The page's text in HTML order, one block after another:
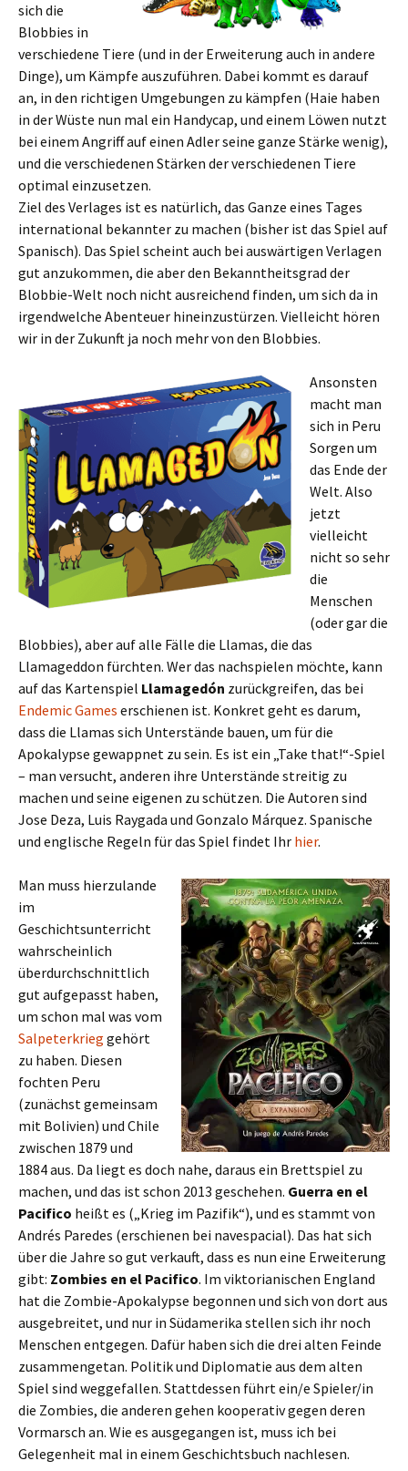
sich die
Blobbies in
verschiedene Tiere (und in der Erweiterung auch in andere
Dinge), um Kämpfe auszuführen. Dabei kommt es darauf
an, in den richtigen Umgebungen zu kämpfen (Haie haben
in der Wüste nun mal ein Handycap, und einem Löwen nutzt
bei einem Angriff auf einen Adler seine ganze Stärke wenig),
und die verschiedenen Stärken der verschiedenen Tiere
optimal einzusetzen.
Ziel des Verlages ist es natürlich, das Ganze eines Tages
international bekannter zu machen (bisher ist das Spiel auf
Spanisch). Das Spiel scheint auch bei auswärtigen Verlagen
gut anzukommen, die aber den Bekanntheitsgrad der
Blobbie-Welt noch nicht ausreichend finden, um sich da in
irgendwelche Abenteuer hineinzustürzen. Vielleicht hören
wir in der Zukunft ja noch mehr von den Blobbies.
Ansonsten
macht man
sich in Peru
Sorgen um
das Ende der
Welt. Also
jetzt
vielleicht
nicht so sehr
die
Menschen
(oder gar die
Blobbies), aber auf alle Fälle die Llamas, die das
Llamageddon fürchten. Wer das nachspielen möchte, kann
auf das Kartenspiel Llamagedón zurückgreifen, das bei
Endemic Games erschienen ist. Konkret geht es darum,
dass die Llamas sich Unterstände bauen, um für die
Apokalypse gewappnet zu sein. Es ist ein „Take that!“-Spiel
– man versucht, anderen ihre Unterstände streitig zu
machen und seine eigenen zu schützen. Die Autoren sind
Jose Deza, Luis Raygada und Gonzalo Márquez. Spanische
und englische Regeln für das Spiel findet Ihr hier.
Man muss hierzulande
im
Geschichtsunterricht
wahrscheinlich
überdurchschnittlich
gut aufgepasst haben,
um schon mal was vom
Salpeterkrieg gehört
zu haben. Diesen
fochten Peru
(zunächst gemeinsam
mit Bolivien) und Chile
zwischen 1879 und
1884 aus. Da liegt es doch nahe, daraus ein Brettspiel zu
machen, und das ist schon 2013 geschehen. Guerra en el
Pacifico heißt es („Krieg im Pazifik“), und es stammt von
Andrés Paredes (erschienen bei navespacial). Das hat sich
über die Jahre so gut verkauft, dass es nun eine Erweiterung
gibt: Zombies en el Pacifico. Im viktorianischen England
hat die Zombie-Apokalypse begonnen und sich von dort aus
ausgebreitet, und nur in Südamerika stellen sich ihr noch
Menschen entgegen. Dafür haben sich die drei alten Feinde
zusammengetan. Politik und Diplomatie aus dem alten
Spiel sind weggefallen. Stattdessen führt ein/e Spieler/in
die Zombies, die anderen gehen kooperativ gegen deren
Vormarsch an. Wie es ausgegangen ist, muss ich bei
Gelegenheit mal in einem Geschichtsbuch nachlesen.